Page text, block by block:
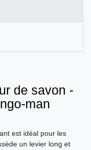
de savon -
man
est idéal pour les
un levier long et